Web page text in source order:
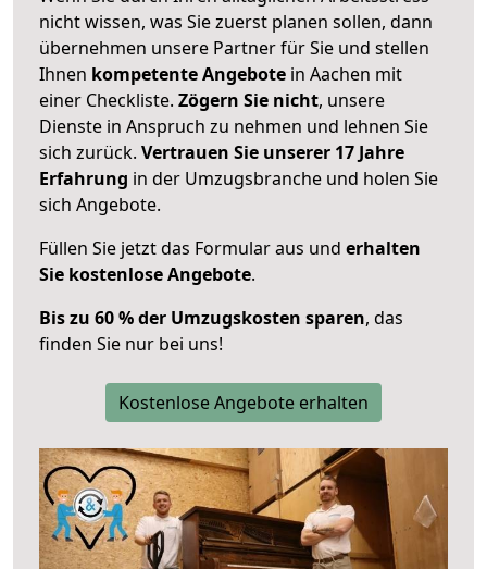
nicht wissen, was Sie zuerst planen sollen, dann
übernehmen unsere Partner für Sie und stellen
Ihnen kompetente Angebote in Aachen mit
einer Checkliste. Zögern Sie nicht, unsere
Dienste in Anspruch zu nehmen und lehnen Sie
sich zurück. Vertrauen Sie unserer 17 Jahre
Erfahrung in der Umzugsbranche und holen Sie
sich Angebote.
Füllen Sie jetzt das Formular aus und erhalten
Sie kostenlose Angebote.
Bis zu 60 % der Umzugskosten sparen, das
finden Sie nur bei uns!
Kostenlose Angebote erhalten